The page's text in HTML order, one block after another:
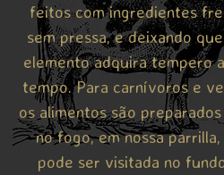
feitos com ingredientes
sem pressa, e deixando
elemento adquira tempero
tempo. Para carnívoros e
os alimentos são
no fogo, em nossa
pode ser visitada no